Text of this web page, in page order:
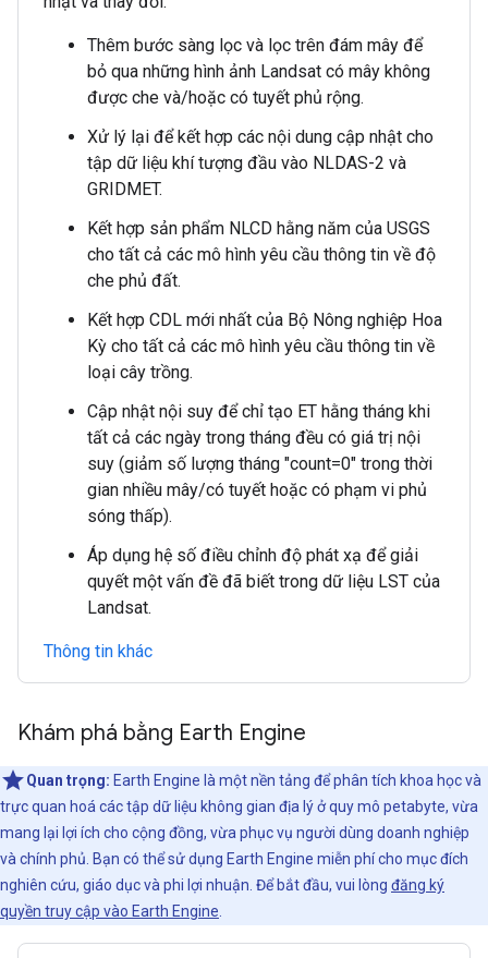
Thêm bước sàng lọc và lọc trên đám mây để
bỏ qua những hình ảnh Landsat có mây không
được che và/hoặc có tuyết phủ rộng.
Xử lý lại để kết hợp các nội dung cập nhật cho
tập dữ liệu khí tượng đầu vào NLDAS-2 và
GRIDMET.
Kết hợp sản phẩm NLCD hằng năm của USGS
cho tất cả các mô hình yêu cầu thông tin về độ
che phủ đất.
Kết hợp CDL mới nhất của Bộ Nông nghiệp Hoa
Kỳ cho tất cả các mô hình yêu cầu thông tin về
loại cây trồng.
Cập nhật nội suy để chỉ tạo ET hằng tháng khi
tất cả các ngày trong tháng đều có giá trị nội
suy (giảm số lượng tháng "count=0" trong thời
gian nhiều mây/có tuyết hoặc có phạm vi phủ
sóng thấp).
Áp dụng hệ số điều chỉnh độ phát xạ để giải
quyết một vấn đề đã biết trong dữ liệu LST của
Landsat.
Thông tin khác
Khám phá bằng Earth Engine
Quan trọng: Earth Engine là một nền tảng để phân tích khoa học và
trực quan hoá các tập dữ liệu không gian địa lý ở quy mô petabyte, vừa
mang lại lợi ích cho cộng đồng, vừa phục vụ người dùng doanh nghiệp
và chính phủ. Bạn có thể sử dụng Earth Engine miễn phí cho mục đích
nghiên cứu, giáo dục và phi lợi nhuận. Để bắt đầu, vui lòng đăng ký
quyền truy cập vào Earth Engine